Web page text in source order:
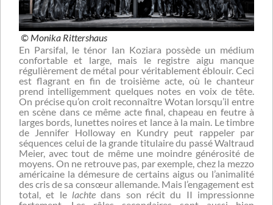
© Monika Rittershaus
En Parsifal, le ténor Ian Koziara possède un médium
confortable et large, mais le registre aigu manque
régulièrement de métal pour véritablement éblouir. Ceci
est flagrant en fin de troisième acte, où le chanteur
prend intelligemment quelques notes en voix de tête.
On précise qu’on croit reconnaître Wotan lorsqu’il entre
en scène dans ce même acte final, chapeau en feutre à
larges bords, lunettes noires et lance à la main. Le timbre
de Jennifer Holloway en Kundry peut rappeler par
séquences celui de la grande titulaire du passé Waltraud
Meier, avec tout de même une moindre générosité de
moyens. On ne retrouve pas, par exemple, chez la mezzo
américaine la démesure de certains aigus ou l’animalité
des cris de sa consœur allemande. Mais l’engagement est
total, et le lachte dans son récit du II impressionne